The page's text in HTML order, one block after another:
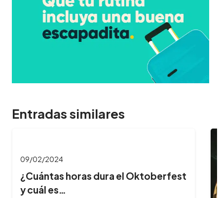
Entradas similares
09/02/2024
¿Cuántas horas dura el Oktoberfest
y cuál es…